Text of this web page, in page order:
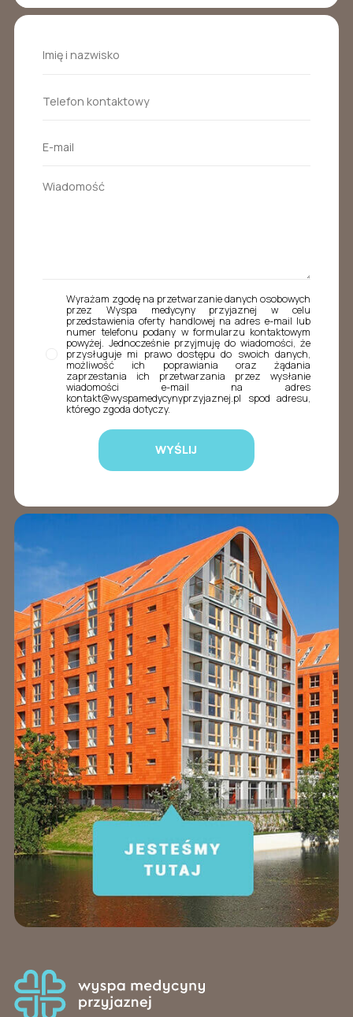
Wyrażam zgodę na przetwarzanie danych osobowych
przez Wyspa medycyny przyjaznej w celu
przedstawienia oferty handlowej na adres e-mail lub
numer telefonu podany w formularzu kontaktowym
powyżej. Jednocześnie przyjmuję do wiadomości, że
przysługuje mi prawo dostępu do swoich danych,
możliwość ich poprawiania oraz żądania
zaprzestania ich przetwarzania przez wysłanie
wiadomości e-mail na adres
kontakt@wyspamedycynyprzyjaznej.pl spod adresu,
którego zgoda dotyczy.